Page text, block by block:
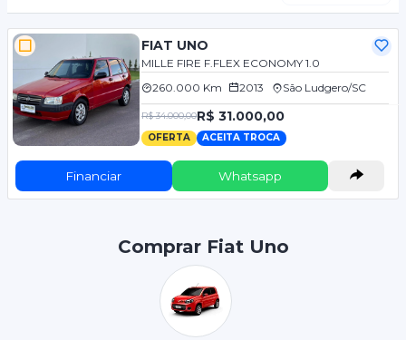
FIAT UNO
MILLE FIRE F.FLEX ECONOMY 1.0
260.000 Km
2013 São Ludgero/SC
R$ 34.000,00R$ 31.000,00
OFERTA ACEITA TROCA
Financiar Whatsapp
Comprar Fiat Uno